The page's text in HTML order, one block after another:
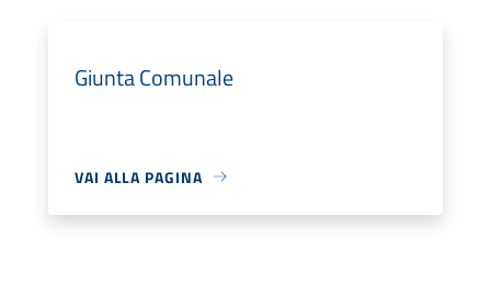
Giunta Comunale
VAI ALLA PAGINA